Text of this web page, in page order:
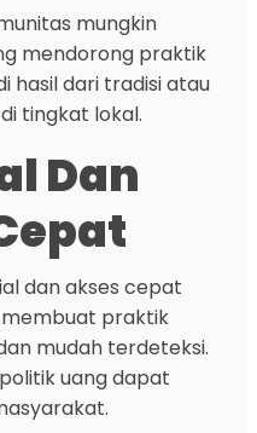
mungkin
mendorong praktik
hasil dari tradisi atau
tingkat lokal.
Dan
dan akses cepat
praktik
mudah terdeteksi.
uang dapat